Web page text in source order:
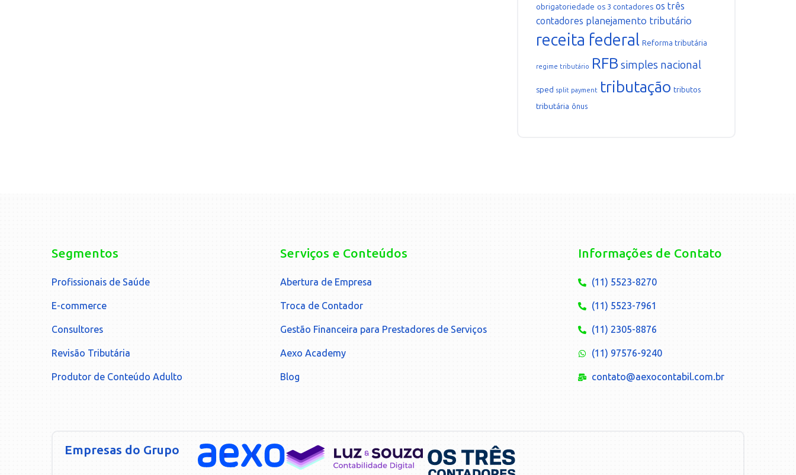
obrigatoriedade os 3 contadores os três
contadores planejamento tributário
receita federal Reforma tributária
regime tributário RFB simples nacional
sped split payment tributação tributos
tributária ônus
Segmentos
Profissionais de Saúde
E-commerce
Consultores
Revisão Tributária
Produtor de Conteúdo Adulto
Serviços e Conteúdos
Abertura de Empresa
Troca de Contador
Gestão Financeira para Prestadores de Serviços
Aexo Academy
Blog
Informações de Contato
(11) 5523-8270
(11) 5523-7961
(11) 2305-8876
(11) 97576-9240
contato@aexocontabil.com.br
Empresas do Grupo